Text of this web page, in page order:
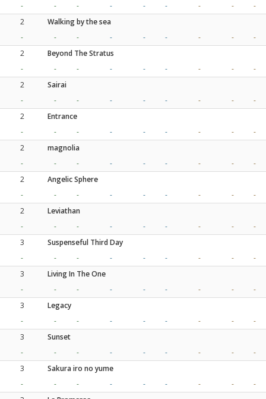
-
- - - - - - -
-
2
Walking by the sea
-
- - - - - - -
-
2
Beyond The Stratus
-
- - - - - - -
-
2
Sairai
-
- - - - - - -
-
2
Entrance
-
- - - - - - -
-
2
magnolia
-
- - - - - - -
-
2
Angelic Sphere
-
- - - - - - -
-
2
Leviathan
-
- - - - - - -
-
3
Suspenseful Third Day
-
- - - - - - -
-
3
Living In The One
-
- - - - - - -
-
3
Legacy
-
- - - - - - -
-
3
Sunset
-
- - - - - - -
-
3
Sakura iro no yume
-
- - - - - - -
-